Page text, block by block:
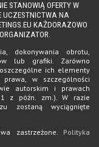
STANOWIĄ OFERTY W
UCZESTNICTWA NA
KAŻDORAZOWO
dokonywania obrotu,
lub grafiki. Zarówno
ich elementy
w szczególności
autorskim i prawach
z późn. zm.). W razie
zostaną wyciągnięte
zastrzeżone. Polityka